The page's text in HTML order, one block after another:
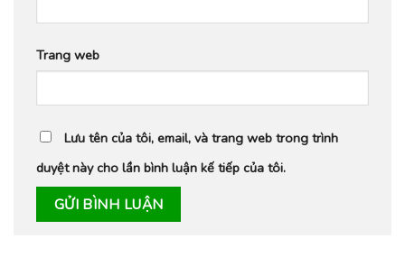
Trang web
Lưu tên của tôi, email, và trang web trong trình
duyệt này cho lần bình luận kế tiếp của tôi.